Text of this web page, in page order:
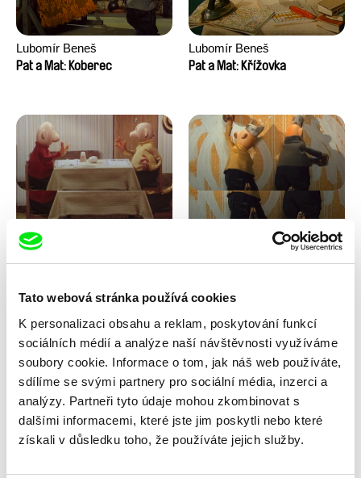
Tato webová stránka používá cookies
K personalizaci obsahu a reklam, poskytování funkcí
sociálních médií a analýze naší návštěvnosti využíváme
soubory cookie. Informace o tom, jak náš web používáte,
sdílíme se svými partnery pro sociální média, inzerci a
analýzy. Partneři tyto údaje mohou zkombinovat s
dalšími informacemi, které jste jim poskytli nebo které
získali v důsledku toho, že používáte jejich služby.
Lubomír Beneš
Pat a Mat: Koberec
Lubomír Beneš
Pat a Mat: Křížovka
Lubomír Beneš
Pat a Mat: Kuťáci
Pat a Mat: Malování
Lubomír Beneš
Lubomír Beneš